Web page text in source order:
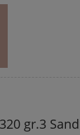
gr.3